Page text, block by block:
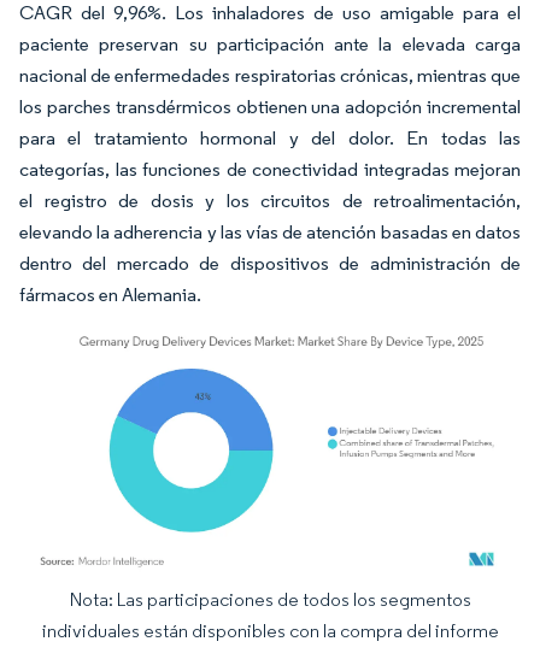
CAGR del 9,96%. Los inhaladores de uso amigable para el
paciente preservan su participación ante la elevada carga
nacional de enfermedades respiratorias crónicas, mientras que
los parches transdérmicos obtienen una adopción incremental
para el tratamiento hormonal y del dolor. En todas las
categorías, las funciones de conectividad integradas mejoran
el registro de dosis y los circuitos de retroalimentación,
elevando la adherencia y las vías de atención basadas en datos
dentro del mercado de dispositivos de administración de
fármacos en Alemania.
Imagen © Mordor Intelligence. El uso requiere atribución según CC BY 4.0.
Nota: Las participaciones de todos los segmentos
individuales están disponibles con la compra del informe